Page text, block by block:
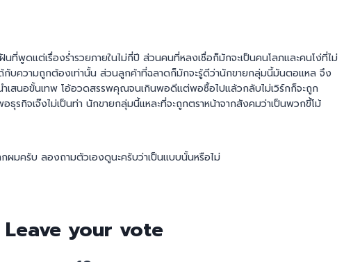
ที่พูดแต่เรื่องร่ำรวยภายในไม่กี่ปี ส่วนคนที่หลงเชื่อก็มักจะเป็นคนโลภและคนโง่ที่ไม่
ด้กับความถูกต้องเท่านั้น ส่วนลูกค้าที่ฉลาดก็มักจะรู้ดีว่านักขายกลุ่มนี้มันตอแหล จึง
เสนอขั้นเทพ โอ้อวดสรรพคุณจนเกินพอดีแต่พอซื้อไปแล้วกลับไม่เวิร์กก็จะถูก
รกิจเจ๊งไม่เป็นท่า นักขายกลุ่มนี้แหละที่จะถูกตราหน้าจากสังคมว่าเป็นพวกขี้โม้
ผมครับ ลองถามตัวเองดูนะครับว่าเป็นแบบนั้นหรือไม่
Leave your vote